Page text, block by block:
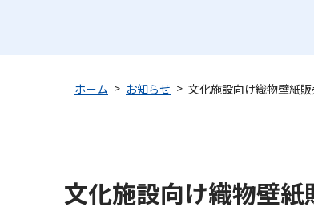
ホーム お知らせ 文化施設向け織物壁紙
文化施設向け織物壁